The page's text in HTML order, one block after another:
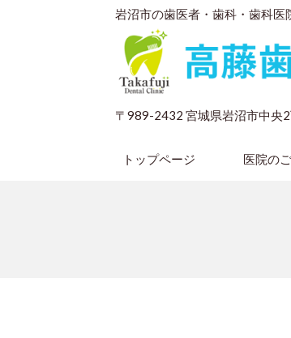
岩沼市の歯医者・歯科・歯科医
〒989-2432 宮城県岩沼市中央
トップページ 医院の